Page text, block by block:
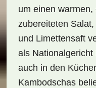
um einen
zubereiteten
und Limettensaft
als
auch in den
Kambodschas